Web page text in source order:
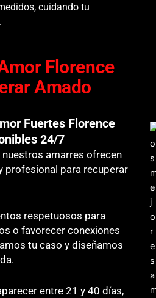
cuidando tu
Florence
Amado
Fuertes Florence
24/7
nuestros amarres ofrecen
profesional para recuperar
respetuosos para
o favorecer conexiones
tu caso y diseñamos
entre 21 y 40 días,